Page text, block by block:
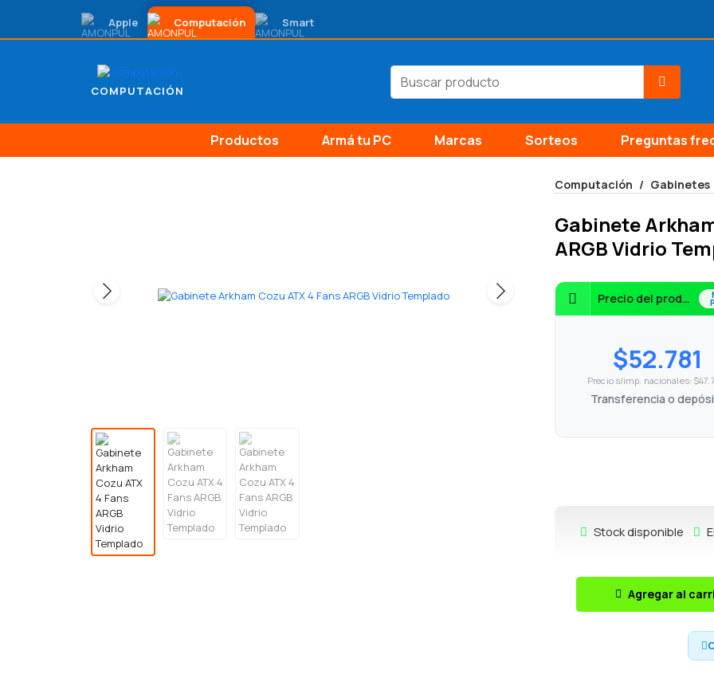
Apple Computación Smart
COMPUTACIÓN
Productos Armá tu PC Marcas Sorteos Preguntas
Computación Gabinetes
Gabinete
ARGB Vidrio
Precio del producto
$52.781
Precio s/imp. nacionales:
Transferencia o
Stock disponible
Agregar al